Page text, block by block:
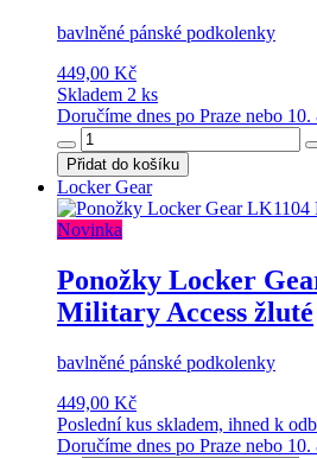
bavlněné pánské podkolenky
449,00 Kč
Skladem 2 ks
Doručíme dnes po Praze nebo
Přidat do košíku
Locker Gear
Novinka
Ponožky Locker
Military Access žluté
bavlněné pánské podkolenky
449,00 Kč
Poslední kus skladem, ihned k
Doručíme dnes po Praze nebo